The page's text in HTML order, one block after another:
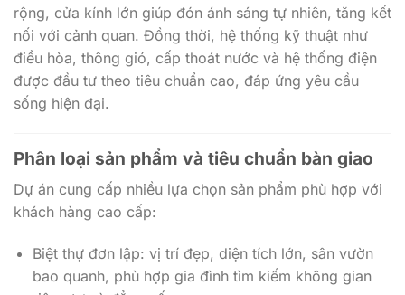
điều hòa, thông gió, cấp thoát nước và hệ thống điện
được đầu tư theo tiêu chuẩn cao, đáp ứng yêu cầu
sống hiện đại.
Phân loại sản phẩm và tiêu chuẩn bàn giao
khách hàng cao cấp:
Biệt thự đơn lập: vị trí đẹp, diện tích lớn, sân vườn
riêng tư và đẳng cấp.
Biệt thự song lập: thiết kế tối ưu công năng, chi phí